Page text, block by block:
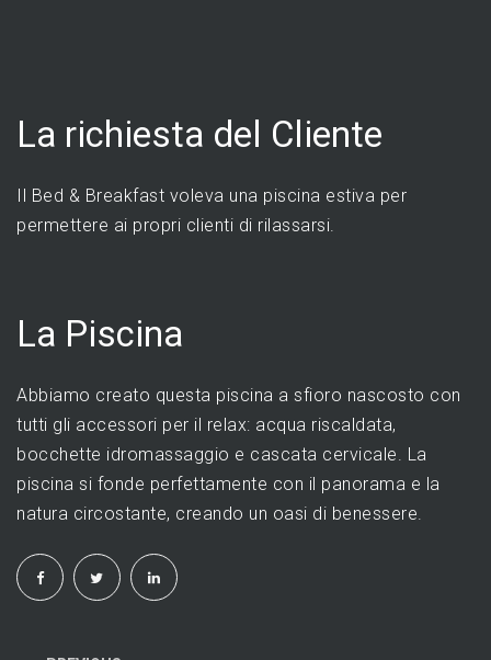
La richiesta del Cliente
Il Bed & Breakfast voleva una piscina estiva per
permettere ai propri clienti di rilassarsi.
La Piscina
Abbiamo creato questa piscina a sfioro nascosto con
tutti gli accessori per il relax: acqua riscaldata,
bocchette idromassaggio e cascata cervicale. La
piscina si fonde perfettamente con il panorama e la
natura circostante, creando un oasi di benessere.